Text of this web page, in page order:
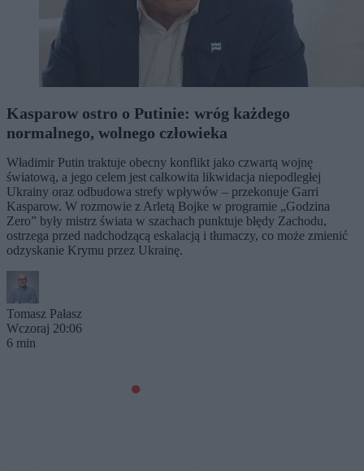
Kasparow ostro o Putinie: wróg każdego
normalnego, wolnego człowieka
Władimir Putin traktuje obecny konflikt jako czwartą wojnę
światową, a jego celem jest całkowita likwidacja niepodległej
Ukrainy oraz odbudowa strefy wpływów – przekonuje Garri
Kasparow. W rozmowie z Arletą Bojke w programie „Godzina
Zero” były mistrz świata w szachach punktuje błędy Zachodu,
ostrzega przed nadchodzącą eskalacją i tłumaczy, co może zmienić
odzyskanie Krymu przez Ukrainę.
Tomasz Pałasz
Wczoraj 20:06
6 min